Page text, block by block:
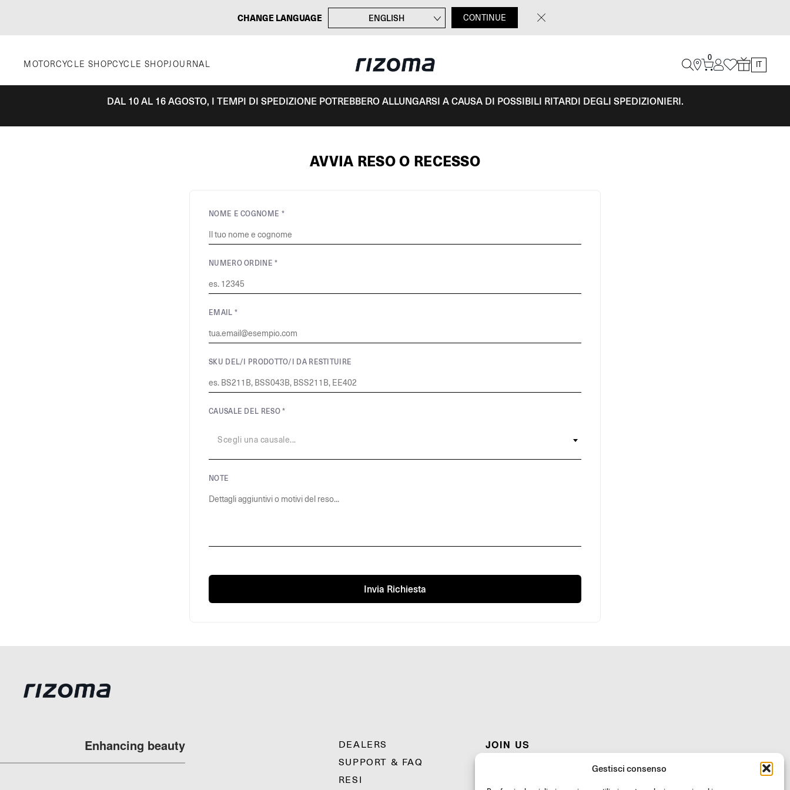
Gestisci consenso
CHANGE LANGUAGE
ENGLISH
DEUTSCH
CONTINUE
MOTORCYCLE SHOPCYCLE SHOPJOURNAL
0
DAL 10 AL 16 AGOSTO, I TEMPI DI SPEDIZIONE POTREBBERO ALLUNGARSI A CAUSA DI POSSIBILI RITARDI DEGLI SPEDIZIONIERI.
AVVIA RESO O RECESSO
NOME E COGNOME *
NUMERO ORDINE *
EMAIL *
SKU DEL/I PRODOTTO/I DA RESTITUIRE
CAUSALE DEL RESO *
Scegli una causale...
NOTE
Invia Richiesta
Enhancing beauty
DEALERS
SUPPORT & FAQ
RESI
JOIN US
Unisciti alla community Rizoma e accedi a contenuti esclusivi e offerte speciali!